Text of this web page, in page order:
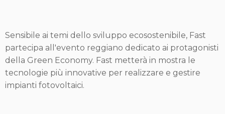
Sensibile ai temi dello sviluppo ecosostenibile, Fast
partecipa all'evento reggiano dedicato ai protagonisti
della Green Economy. Fast metterà in mostra le
tecnologie più innovative per realizzare e gestire
impianti fotovoltaici.